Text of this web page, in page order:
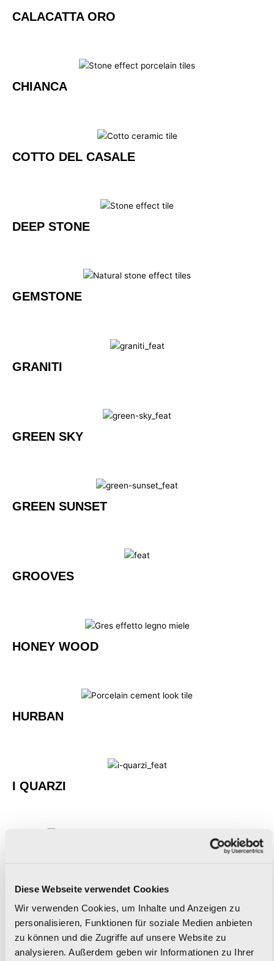
Diese Webseite verwendet Cookies
Wir verwenden Cookies, um Inhalte und Anzeigen zu
personalisieren, Funktionen für soziale Medien anbieten
zu können und die Zugriffe auf unsere Website zu
analysieren. Außerdem geben wir Informationen zu Ihrer
CALACATTA ORO
CHIANCA
COTTO DEL CASALE
DEEP STONE
GEMSTONE
GRANITI
GREEN SKY
GREEN SUNSET
GROOVES
HONEY WOOD
HURBAN
I QUARZI
IMAGINE